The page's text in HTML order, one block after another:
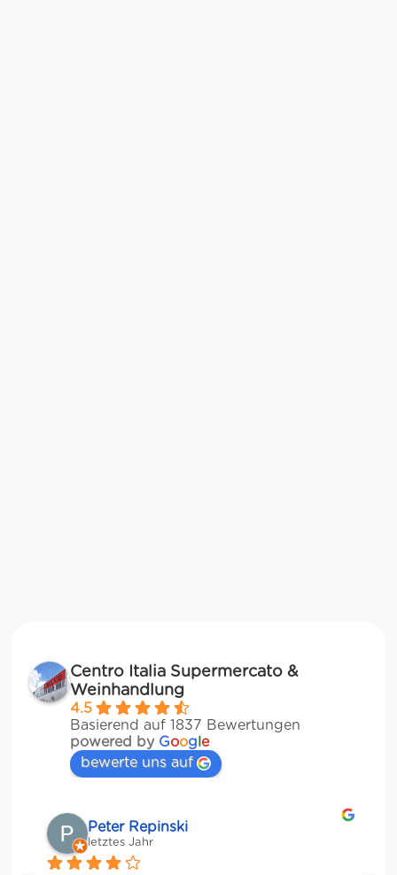
Centro Italia Supermercato &
Weinhandlung
4.5
Basierend auf 1837 Bewertungen
powered by Google
bewerte uns auf
Matze
letztes Jahr